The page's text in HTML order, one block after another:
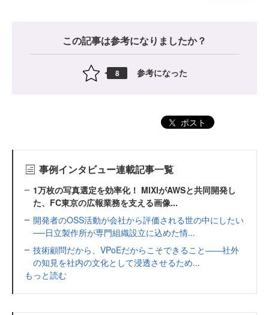
この記事は参考になりましたか？
8 参考になった
ポスト
事例インタビュー連載記事一覧
1万枚の写真選定を効率化！ MIXIがAWSと共同開発し
た、FC東京の広報業務を支える画像...
開発者のOSS活動が会社から評価される世の中にしたい
──日立製作所が専門組織設立に込めた情...
技術顧問だから、VPoEだからこそできること――社外
の知見を社内の文化として浸透させるため...
もっと読む